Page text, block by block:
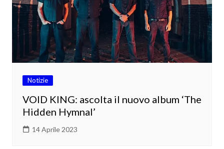
Notizie
VOID KING: ascolta il nuovo album ‘The
Hidden Hymnal’
14 Aprile 2023